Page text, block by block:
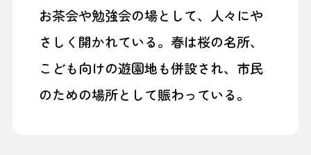
お茶会や勉強会の場として、人々にや
さしく開かれている。春は桜の名所、
こども向けの遊園地も併設され、市民
のための場所として賑わっている。